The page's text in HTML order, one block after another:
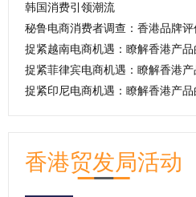
韩国消费引领潮流
秘鲁电商消费者调查：香港品牌评
捉紧越南电商机遇：瞭解香港产品
捉紧菲律宾电商机遇：瞭解香港产
捉紧印尼电商机遇：瞭解香港产品
香港贸发局活动